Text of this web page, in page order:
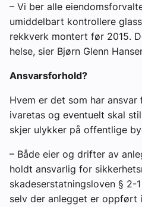
– Vi ber alle
umiddelbart kontrollere
rekkverk montert før 2015.
helse, sier Bjørn Glenn
Ansvarsforhold?
Hvem er det som har
ivaretas og eventuelt skal
skjer ulykker på offentlige
– Både eier og drifter av
holdt ansvarlig for
skadeserstatningsloven § 2-
selv der anlegget er oppført